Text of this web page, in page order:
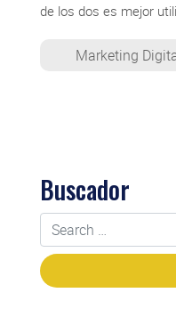
de los dos es mejor
Marketing
Buscador